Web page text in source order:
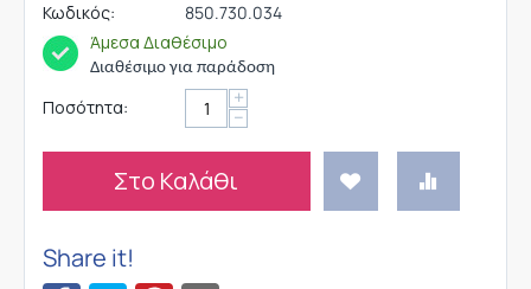
Κωδικός:
850.730.034
Άμεσα Διαθέσιμο
Διαθέσιμο για παράδοση
Ποσότητα: +
−
Στο Καλάθι
Share it!